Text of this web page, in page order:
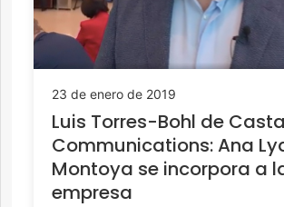
23 de enero de 2019
Luis Torres-Bohl de
Communications: Ana
Montoya se incorpora a
empresa